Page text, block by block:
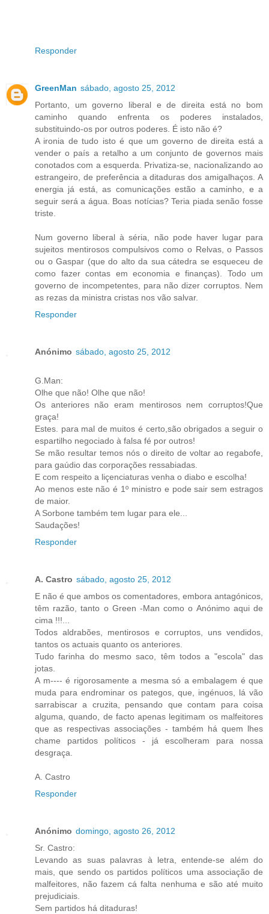
Responder
GreenMan sábado, agosto 25, 2012
Portanto, um governo liberal e de direita está no bom
caminho quando enfrenta os poderes instalados,
substituindo-os por outros poderes. É isto não é?
A ironia de tudo isto é que um governo de direita está a
vender o país a retalho a um conjunto de governos mais
conotados com a esquerda. Privatiza-se, nacionalizando ao
estrangeiro, de preferência a ditaduras dos amigalhaços. A
energia já está, as comunicações estão a caminho, e a
seguir será a água. Boas notícias? Teria piada senão fosse
triste.
Num governo liberal à séria, não pode haver lugar para
sujeitos mentirosos compulsivos como o Relvas, o Passos
ou o Gaspar (que do alto da sua cátedra se esqueceu de
como fazer contas em economia e finanças). Todo um
governo de incompetentes, para não dizer corruptos. Nem
as rezas da ministra cristas nos vão salvar.
Responder
Anónimo sábado, agosto 25, 2012
G.Man:
Olhe que não! Olhe que não!
Os anteriores não eram mentirosos nem corruptos!Que
graça!
Estes. para mal de muitos é certo,são obrigados a seguir o
espartilho negociado à falsa fé por outros!
Se mão resultar temos nós o direito de voltar ao regabofe,
para gaúdio das corporações ressabiadas.
E com respeito a liçenciaturas venha o diabo e escolha!
Ao menos este não é 1º ministro e pode sair sem estragos
de maior.
A Sorbone também tem lugar para ele...
Saudações!
Responder
A. Castro sábado, agosto 25, 2012
E não é que ambos os comentadores, embora antagónicos,
têm razão, tanto o Green -Man como o Anónimo aqui de
cima !!!...
Todos aldrabões, mentirosos e corruptos, uns vendidos,
tantos os actuais quanto os anteriores.
Tudo farinha do mesmo saco, têm todos a "escola" das
jotas.
A m---- é rigorosamente a mesma só a embalagem é que
muda para endrominar os pategos, que, ingénuos, lá vão
sarrabiscar a cruzita, pensando que contam para coisa
alguma, quando, de facto apenas legitimam os malfeitores
que as respectivas associações - também há quem lhes
chame partidos políticos - já escolheram para nossa
desgraça.
A. Castro
Responder
Anónimo domingo, agosto 26, 2012
Sr. Castro:
Levando as suas palavras à letra, entende-se além do
mais, que sendo os partidos políticos uma associação de
malfeitores, não fazem cá falta nenhuma e são até muito
prejudiciais.
Sem partidos há ditaduras!